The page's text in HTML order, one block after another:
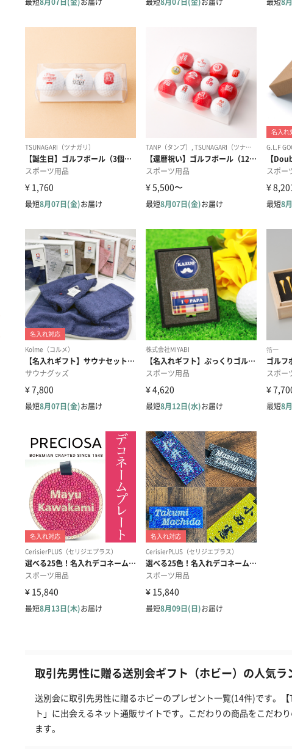
取引先男性に贈る送別会ギフト（ホビー）の人気
送別会に取引先男性に贈るホビーのプレゼント一覧(14件)です。
ト」に出会えるネット通販サイトです。こだわりの商品をこだわ
ます。